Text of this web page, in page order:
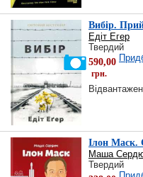
Вибір.
Едіт Егер
Твердий
590,00
грн.
Ілон Маск.
Маша
Твердий